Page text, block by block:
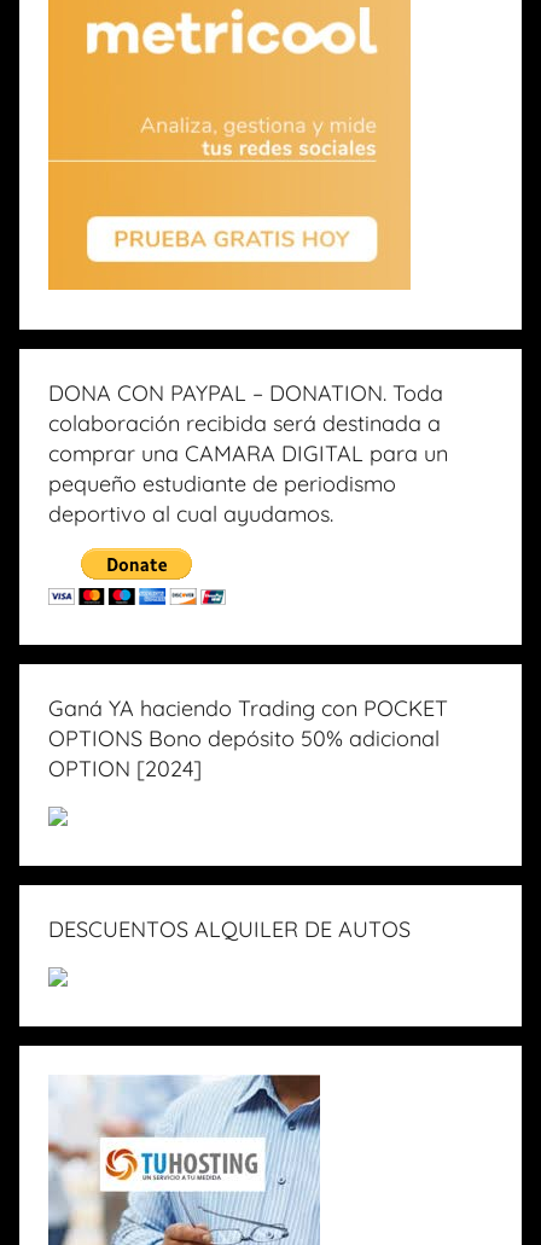
DONA CON PAYPAL – DONATION. Toda
colaboración recibida será destinada a
comprar una CAMARA DIGITAL para un
pequeño estudiante de periodismo
deportivo al cual ayudamos.
Ganá YA haciendo Trading con POCKET
OPTIONS Bono depósito 50% adicional
OPTION [2024]
DESCUENTOS ALQUILER DE AUTOS